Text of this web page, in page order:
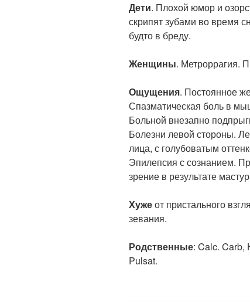
Дети. Плохой юмор и
скрипят зубами во время
будто в бреду.
Женщины. Метроррагия.
Ощущения. Постоянное
Спазматическая боль в
Больной внезапно
Болезни левой стороны.
лица, с голубоватым
Эпилепсия с сознанием.
зрение в результате
Хужеот пристального
зевания.
Родственные: Calc. Carb,
Pulsat.